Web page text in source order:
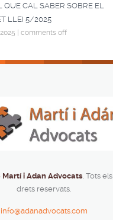
QUE CAL SABER SOBRE EL
LLEI 5/2025
comments off
Martí i Adan Advocats. Tots els
drets reservats.
info@adanadvocats.com